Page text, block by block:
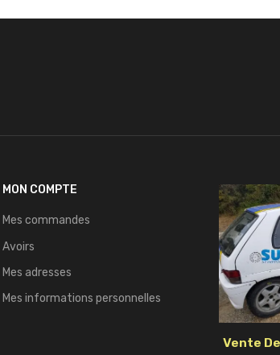
MON COMPTE
Mes commandes
Avoirs
Mes adresses
Mes informations personnelles
Vente